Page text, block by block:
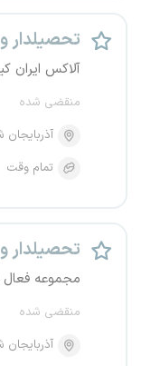
تحصیلدار و
آلاکس ایران
منقضی شده
تمام وقت
تحصیلدار و
مجموعه فعال
منقضی شده